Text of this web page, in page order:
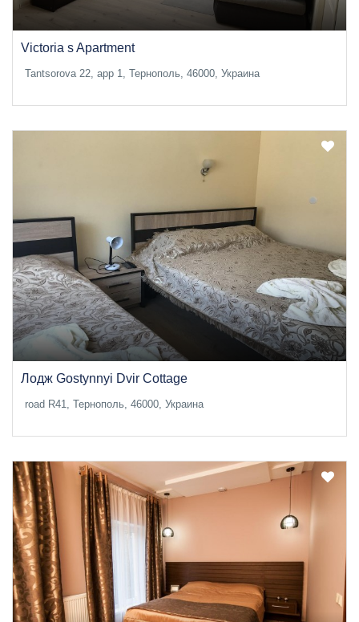
Victoria s Apartment
Tantsorova 22, app 1, Тернополь, 46000, Украина
Лодж Gostynnyi Dvir Cottage
road R41, Тернополь, 46000, Украина